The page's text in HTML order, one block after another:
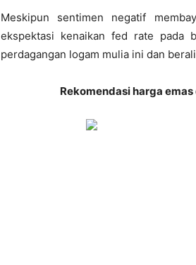
Meskipun sentimen negatif
ekspektasi kenaikan fed rate pada
perdagangan logam mulia ini dan
Rekomendasi harga